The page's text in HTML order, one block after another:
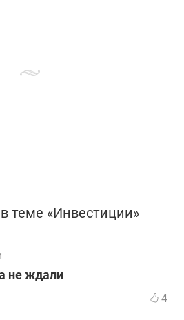
теме «Инвестиции»
не ждали
4